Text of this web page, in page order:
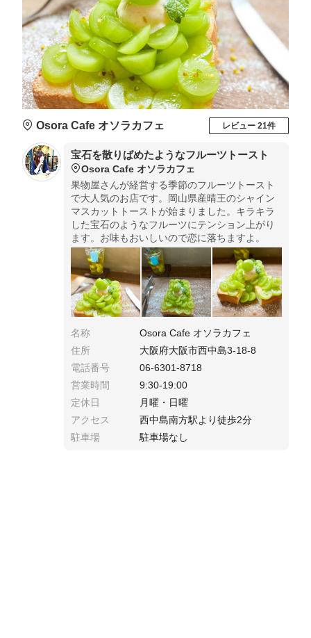
Osora Cafe オソラカフェ レビュー 21件
宝石を散りばめたようなフルーツトースト
Osora Cafe オソラカフェ
果物屋さんが経営する季節のフルーツトースト
で大人気のお店です。岡山県産晴王のシャイン
マスカットトーストが始まりました。キラキラ
した宝石のようなフルーツにテンション上がり
ます。お味もおいしいので恋に落ちますよ。
名称
Osora Cafe オソラカフェ
住所
大阪府大阪市西中島3-18-8
電話番号
06-6301-8718
営業時間
9:30-19:00
定休日
月曜・日曜
アクセス
西中島南方駅より徒歩2分
駐車場
駐車場なし